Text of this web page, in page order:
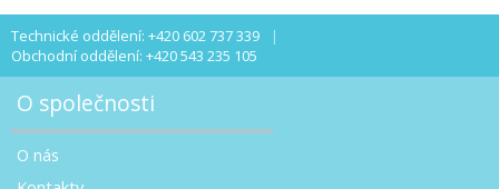
Technické oddělení: +420 602 737 339
Obchodní oddělení: +420 543 235 105
O společnosti
O nás